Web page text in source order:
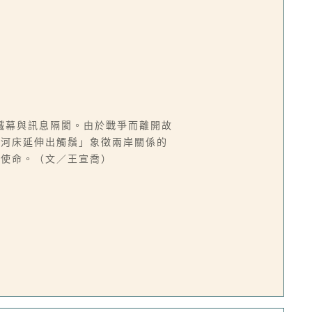
與訊息隔閡。由於戰爭而離開故
床延伸出觸鬚」象徵兩岸關係的
命。（文／王宣喬）